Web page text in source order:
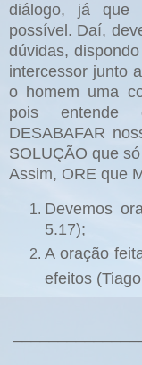
diálogo, já que
possível. Daí,
dúvidas,
intercessor junto
o homem uma
pois entende
DESABAFAR
SOLUÇÃO que
Assim, ORE que
Devemos
5.17);
A oração
efeitos